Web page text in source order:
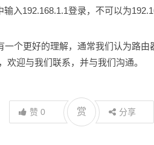
入192.168.1.1登录，不可以为
个更好的理解，通常我们认为路由
欢迎与我们联系，并与我们沟通。
赞0 赏 分享